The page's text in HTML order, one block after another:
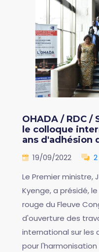
OHADA / RDC /
le colloque
ans d'adhésion
19/09/2022
Le Premier ministre,
Kyenge, a présidé,
rouge du Fleuve
d'ouverture des
international sur les
pour